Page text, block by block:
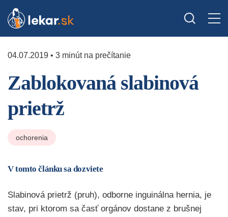
04.07.2019 • 3 minút na prečítanie
Zablokovaná slabinová
prietrž
ochorenia
V tomto článku sa dozviete
Slabinová prietrž (pruh), odborne inguinálna hernia, je
stav, pri ktorom sa časť orgánov dostane z brušnej